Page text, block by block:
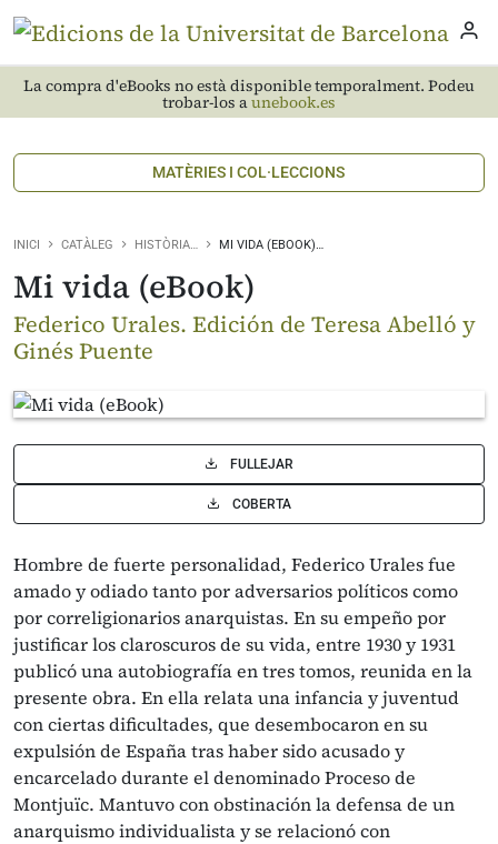
La compra d'eBooks no està disponible temporalment. Podeu
trobar-los aunebook.es
MATÈRIES I COL·LECCIONS
INICI CATÀLEG HISTÒRIA… MI VIDA (EBOOK)…
Mi vida (eBook)
Federico Urales. Edición de Teresa Abelló y
Ginés Puente
FULLEJAR
COBERTA
Hombre de fuerte personalidad, Federico Urales fue
amado y odiado tanto por adversarios políticos como
por correligionarios anarquistas. En su empeño por
justificar los claroscuros de su vida, entre 1930 y 1931
publicó una autobiografía en tres tomos, reunida en la
presente obra. En ella relata una infancia y juventud
con ciertas dificultades, que desembocaron en su
expulsión de España tras haber sido acusado y
encarcelado durante el denominado Proceso de
Montjuïc. Mantuvo con obstinación la defensa de un
anarquismo individualista y se relacionó con